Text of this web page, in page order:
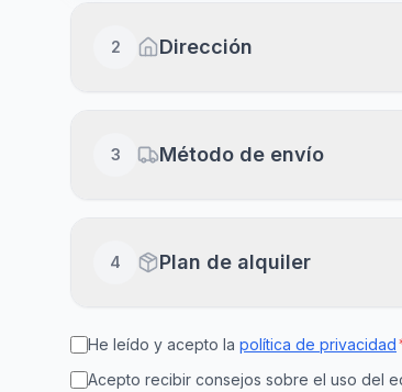
2 Dirección
3 Método de envío
Recibe en 24-48h laborables
Recogida en clínica
Disponible en el día
4 Plan de alquiler
15
días
30
días
He leído y acepto la política de privacidad
Acepto recibir consejos sobre el uso del